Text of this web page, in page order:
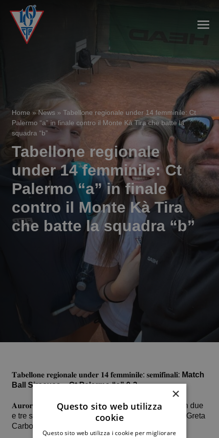
Home » News » Tabellone regionale under 14 femminile: Ct
Palermo “a” in finale contro il Monte Kà Tira che batte la
squadra “b”
Tabellone regionale
under 14 femminile: Ct
Palermo “a” in finale
contro il Monte Kà Tira
che batte la squadra “b”
𝐓𝐚𝐛𝐞𝐥𝐥𝐨𝐧𝐞 𝐫𝐞𝐠𝐢𝐨𝐧𝐚𝐥𝐞 𝐮𝐧𝐝𝐞𝐫 𝟏𝟒 𝐟𝐞𝐦𝐦𝐢𝐧𝐢𝐥𝐞: 𝐬𝐞𝐦𝐢𝐟𝐢𝐧𝐚𝐥𝐢: Match
Ball Siracusa – Ct Palermo “a” 0-2
𝐀𝐮𝐫𝐨𝐫𝐚 𝐅𝐫𝐞𝐧𝐢 e 𝐀𝐥𝐞𝐬𝐬𝐚𝐧𝐝𝐫𝐚 𝐌𝐨𝐫𝐦𝐢𝐧𝐨 sconfiggono in due
e tre set rispettivamente Francesca Baldacchino e Greta
Carbone.
×
Questo sito web utilizza
cookie
Questo sito web utilizza i cookie per migliorare